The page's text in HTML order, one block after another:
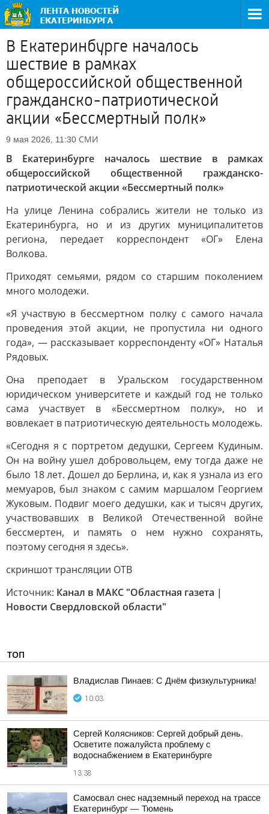
В Екатеринбурге началось
шествие в рамках
общероссийской общественной
гражданско-патриотической
акции «Бессмертный полк»
9 мая 2026, 11:30 СМИ
В Екатеринбурге началось шествие в рамках
общероссийской общественной гражданско-
патриотической акции «Бессмертный полк»
На улице Ленина собрались жители не только из
Екатеринбурга, но и из других муниципалитетов
региона, передает корреспондент «ОГ» Елена
Волкова.
Приходят семьями, рядом со старшим поколением
много молодежи.
«Я участвую в бессмертном полку с самого начала
проведения этой акции, не пропустила ни одного
года», — рассказывает корреспонденту «ОГ» Наталья
Рядовых.
Она преподает в Уральском государственном
юридическом университете и каждый год не только
сама участвует в «Бессмертном полку», но и
вовлекает в патриотическую деятельность молодежь.
«Сегодня я с портретом дедушки, Сергеем Кудиным.
Он на войну ушел добровольцем, ему тогда даже не
было 18 лет. Дошел до Берлина, и, как я узнала из его
мемуаров, был знаком с самим маршалом Георгием
Жуковым. Подвиг моего дедушки, как и тысяч других,
участвовавших в Великой Отечественной войне
бессмертен, и память о нем нужно сохранять,
поэтому сегодня я здесь».
скриншот трансляции ОТВ
Источник: Канал в МАКС "Областная газета |
Новости Свердловской области"
ТОП
Владислав Пинаев: С Днём физкультурника!
10:03
Сергей Колясников: Сергей добрый день.
Осветите пожалуйста проблему с
водоснабжением в Екатеринбурге
13:38
Самосвал снес надземный переход на трассе
Екатеринбург — Тюмень